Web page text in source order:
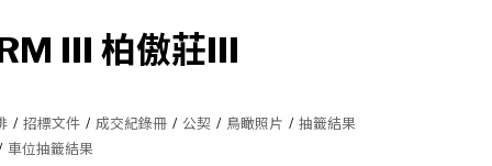
III 柏傲莊III
/ 招標文件 / 成交紀錄冊 / 公契 / 鳥瞰照片 / 抽籤結果
車位抽籤結果